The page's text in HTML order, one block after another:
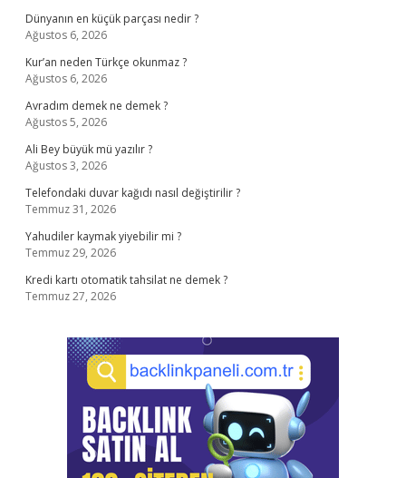
Dünyanın en küçük parçası nedir ?
Ağustos 6, 2026
Kur’an neden Türkçe okunmaz ?
Ağustos 6, 2026
Avradım demek ne demek ?
Ağustos 5, 2026
Ali Bey büyük mü yazılır ?
Ağustos 3, 2026
Telefondaki duvar kağıdı nasıl değiştirilir ?
Temmuz 31, 2026
Yahudiler kaymak yiyebilir mi ?
Temmuz 29, 2026
Kredi kartı otomatik tahsilat ne demek ?
Temmuz 27, 2026